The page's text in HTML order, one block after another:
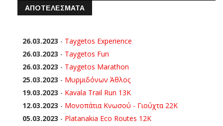
ΑΠΟΤΕΛΕΣΜΑΤΑ
26.03.2023 - Taygetos Experience
26.03.2023 - Taygetos Fun
26.03.2023 - Taygetos Marathon
25.03.2023 - Μυρμιδόνων Άθλος
19.03.2023 - Kavala Trail Run 13K
12.03.2023 - Μονοπάτια Κνωσού - Γιούχτα 22Κ
05.03.2023 - Platanakia Eco Routes 12K